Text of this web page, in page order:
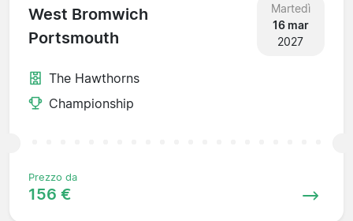
West Bromwich
Portsmouth
Martedì
16 mar
2027
The Hawthorns
Championship
Prezzo da
156 €